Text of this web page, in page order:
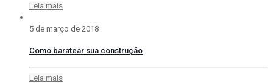
Leia mais
5 de março de 2018
Como baratear sua construção
Leia mais